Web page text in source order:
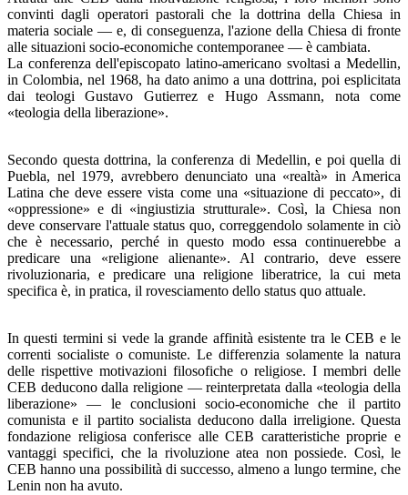
convinti dagli operatori pastorali che la dottrina della Chiesa in
materia sociale — e, di conseguenza, l'azione della Chiesa di fronte
alle situazioni socio-economiche con­temporanee — è cambiata.
La conferenza dell'episcopato latino-americano svoltasi a Medellin,
in Colombia, nel 1968, ha dato animo a una dot­trina, poi esplicitata
dai teologi Gustavo Gutierrez e Hugo Assmann, nota come
«teologia della liberazione».
Secondo questa dottrina, la conferenza di Medellin, e poi quella di
Puebla, nel 1979, avrebbero denunciato una «real­tà» in America
Latina che deve essere vista come una «si­tuazione di peccato», di
«oppressione» e di «ingiustizia strutturale». Così, la Chiesa non
deve conservare l'attuale status quo, correggendolo solamente in ciò
che è necessario, perché in questo modo essa continuerebbe a
predicare una «religione alienante». Al contrario, deve essere
rivoluziona­ria, e predicare una religione liberatrice, la cui meta
specifi­ca è, in pratica, il rovesciamento dello status quo attuale.
In questi termini si vede la grande affinità esistente tra le CEB e le
correnti socialiste o comuniste. Le differenzia sola­mente la natura
delle rispettive motivazioni filosofiche o re­ligiose. I membri delle
CEB deducono dalla religione — reinterpretata dalla «teologia della
liberazione» — le con­clusioni socio-economiche che il partito
comunista e il parti­to socialista deducono dalla irreligione. Questa
fondazione religiosa conferisce alle CEB caratteristiche proprie e
van­taggi specifici, che la rivoluzione atea non possiede. Così, le
CEB hanno una possibilità di successo, almeno a lungo ter­mine, che
Lenin non ha avuto.